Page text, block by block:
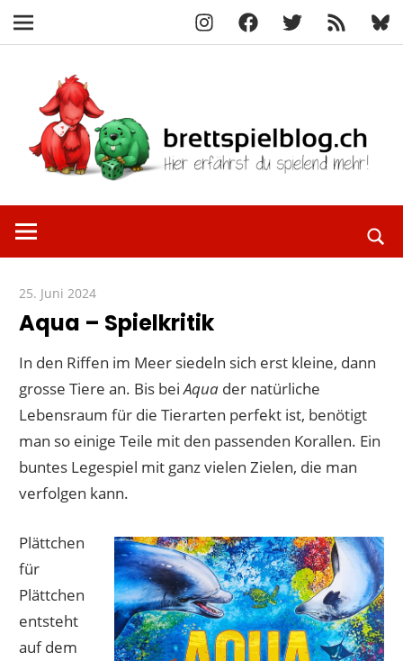
InstagramFacebook
X
RSS-
Feed
Navigation
springen
erfährst
mehr!
25. Juni 2024
Aqua – Spielkritik
In den Riffen im Meer siedeln sich erst kleine, dann
grosse Tiere an. Bis beiAqua der natürliche
Lebensraum für die Tierarten perfekt ist, benötigt
man so einige Teile mit den passenden Korallen. Ein
buntes Legespiel mit ganz vielen Zielen, die man
verfolgen kann.
Plättchen
für
Plättchen
entsteht
auf dem